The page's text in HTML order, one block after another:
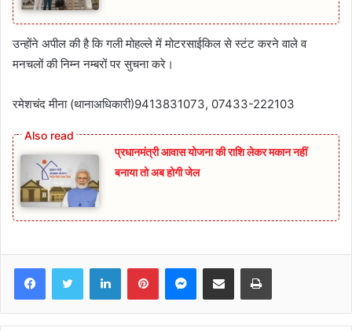
उन्होंने अपील की है कि गली मोहल्ले में मोटरसाईकिल से स्टंट करने वाले व
मनचलों की निम्न नम्बरों पर सुचना करे।
रमेशचंद मीना (थानाअधिकारी)9413831073, 07433-222103
प्रधानमंत्री आवास योजना की राशि लेकर मकान नहीं
बनाया तो अब होगी जेल
FacebookTwitter LinkedInPinterestMessenger
Share via Email Print